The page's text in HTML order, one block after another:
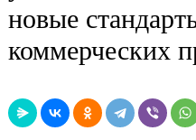
новые
коммерческих